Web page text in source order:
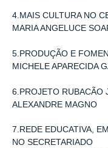
4.MAIS CULTURA NO
MARIA ANGELUCE
5.PRODUÇÃO E
MICHELE APARECIDA
6.PROJETO RUBACÃO
ALEXANDRE MAGNO
7.REDE EDUCATIVA,
NO SECRETARIADO